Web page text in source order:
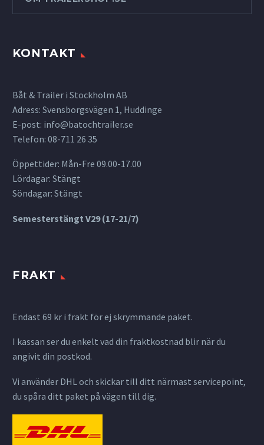
KONTAKT
Båt & Trailer i Stockholm AB
Adress: Svensborgsvägen 1, Huddinge
E-post: info@batochtrailer.se
Telefon: 08-711 26 35
Öppettider: Mån-Fre 09.00-17.00
Lördagar: Stängt
Söndagar: Stängt
Semesterstängt V29 (17-21/7)
FRAKT
Endast 69 kr i frakt för ej skrymmande paket.
I kassan ser du enkelt vad din fraktkostnad blir när du
angivit din postkod.
Vi använder DHL och skickar till ditt närmast servicepoint,
du spåra ditt paket på vägen till dig.